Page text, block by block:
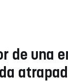
de una